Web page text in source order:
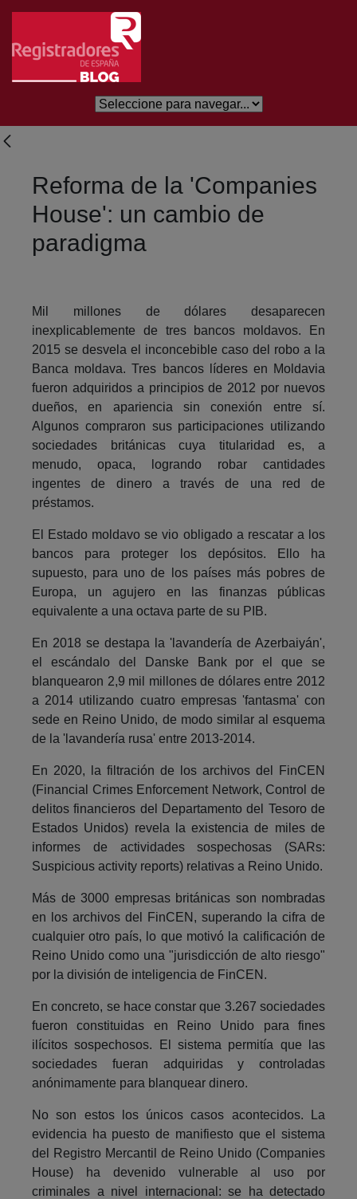
Salta al contingut principal
Reforma de la 'Companies
House': un cambio de
paradigma
Mil millones de dólares desaparecen
inexplicablemente de tres bancos moldavos. En
2015 se desvela el inconcebible caso del robo a la
Banca moldava. Tres bancos líderes en Moldavia
fueron adquiridos a principios de 2012 por nuevos
dueños, en apariencia sin conexión entre sí.
Algunos compraron sus participaciones utilizando
sociedades británicas cuya titularidad es, a
menudo, opaca, logrando robar cantidades
ingentes de dinero a través de una red de
préstamos.
El Estado moldavo se vio obligado a rescatar a los
bancos para proteger los depósitos. Ello ha
supuesto, para uno de los países más pobres de
Europa, un agujero en las finanzas públicas
equivalente a una octava parte de su PIB.
En 2018 se destapa la 'lavandería de Azerbaiyán',
el escándalo del Danske Bank por el que se
blanquearon 2,9 mil millones de dólares entre 2012
a 2014 utilizando cuatro empresas 'fantasma' con
sede en Reino Unido, de modo similar al esquema
de la 'lavandería rusa' entre 2013-2014.
En 2020, la filtración de los archivos del FinCEN
(Financial Crimes Enforcement Network, Control de
delitos financieros del Departamento del Tesoro de
Estados Unidos) revela la existencia de miles de
informes de actividades sospechosas (SARs:
Suspicious activity reports) relativas a Reino Unido.
Más de 3000 empresas británicas son nombradas
en los archivos del FinCEN, superando la cifra de
cualquier otro país, lo que motivó la calificación de
Reino Unido como una "jurisdicción de alto riesgo"
por la división de inteligencia de FinCEN.
En concreto, se hace constar que 3.267 sociedades
fueron constituidas en Reino Unido para fines
ilícitos sospechosos. El sistema permitía que las
sociedades fueran adquiridas y controladas
anónimamente para blanquear dinero.
No son estos los únicos casos acontecidos. La
evidencia ha puesto de manifiesto que el sistema
del Registro Mercantil de Reino Unido (Companies
House) ha devenido vulnerable al uso por
criminales a nivel internacional: se ha detectado